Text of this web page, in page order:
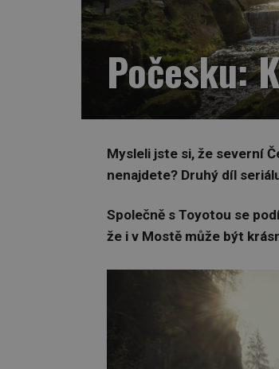
Počesku:
Mysleli jste si, že severní
nenajdete? Druhý díl
Společně s Toyotou se
že i v Mostě může být